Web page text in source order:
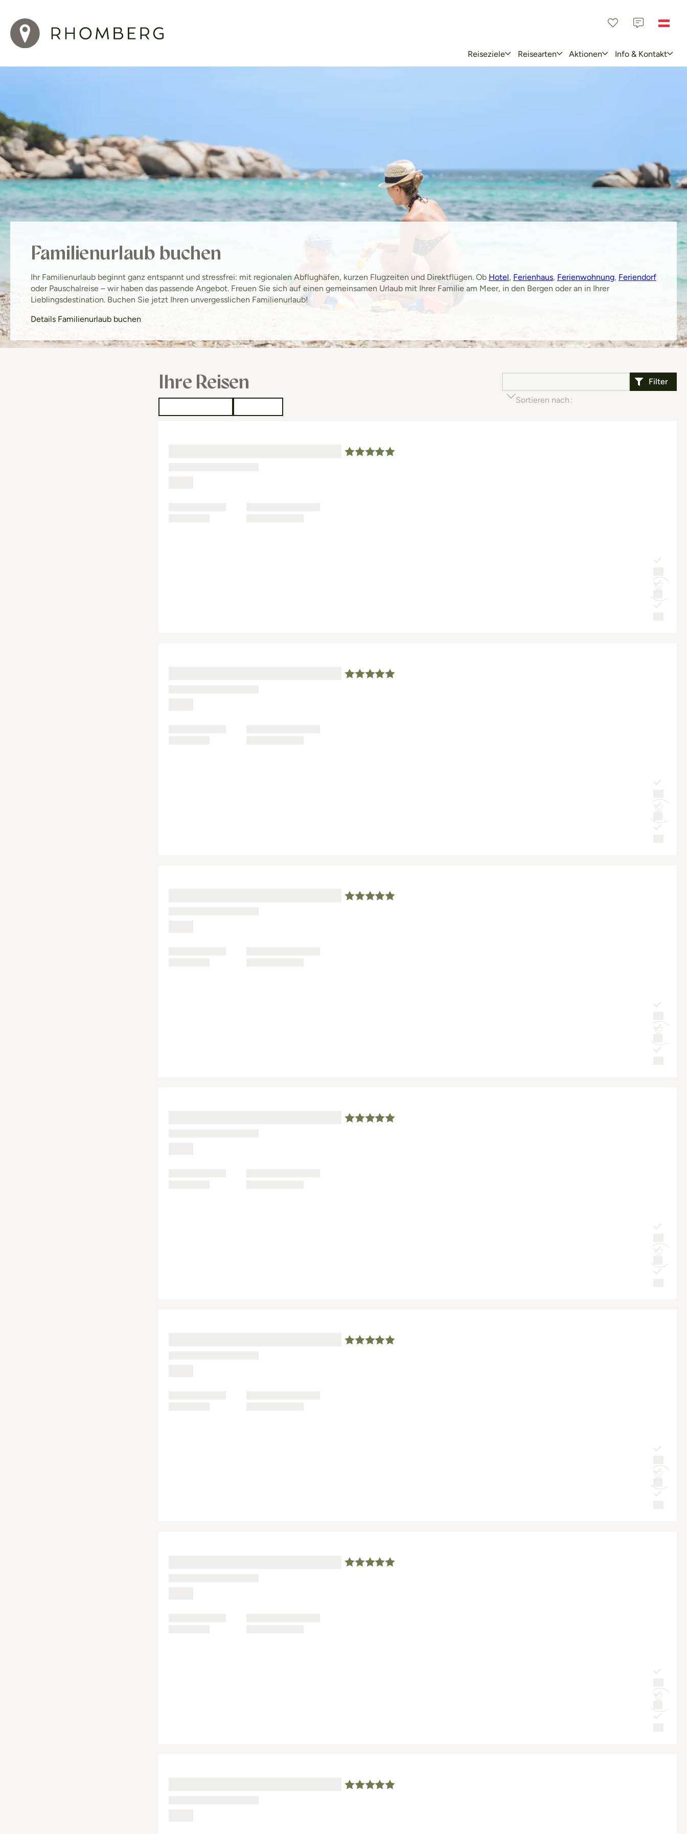
Reiseziele Reisearten Aktionen Info & Kontakt
Familienurlaub buchen
Ihr Familienurlaub beginnt ganz entspannt und stressfrei: mit regionalen Abflughäfen, kurzen Flugzeiten und Direktflügen. Ob Hotel, Ferienhaus, Ferienwohnung, Feriendorf
oder Pauschalreise – wir haben das passende Angebot. Freuen Sie sich auf einen gemeinsamen Urlaub mit Ihrer Familie am Meer, in den Bergen oder an in Ihrer
Lieblingsdestination. Buchen Sie jetzt Ihren unvergesslichen Familienurlaub!
Details Familienurlaub buchen
Ihre Reisen
Filter
Sortieren nach